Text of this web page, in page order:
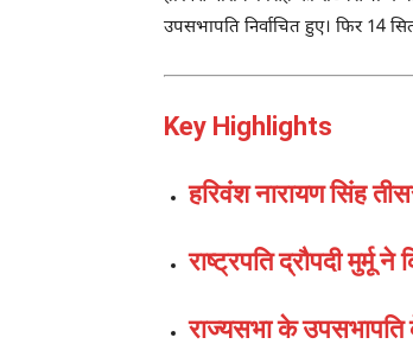
उपसभापति निर्वाचित हुए। फिर 14
Key Highlights
हरिवंश नारायण सिंह
राष्ट्रपति द्रौपदी मुर्मू
राज्यसभा के